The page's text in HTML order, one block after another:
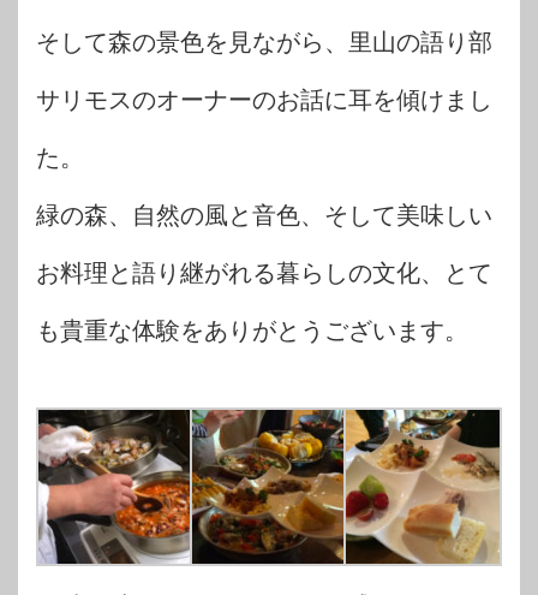
そして森の景色を見ながら、里山の語り部
サリモスのオーナーのお話に耳を傾けまし
た。
緑の森、自然の風と音色、そして美味しい
お料理と語り継がれる暮らしの文化、とて
も貴重な体験をありがとうございます。